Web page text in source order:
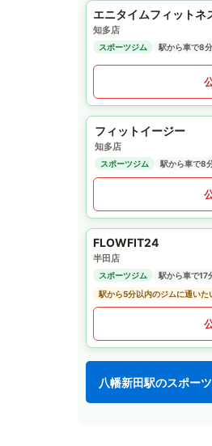
エニタイムフィットネ
知多店
スポーツジム 駅から車で8分
フィットイージー
知多店
スポーツジム 駅から車で8
FLOWFIT24
半田店
スポーツジム
駅から車で17
駅から5分以内のジムに通いた
八幡新田駅のスポー